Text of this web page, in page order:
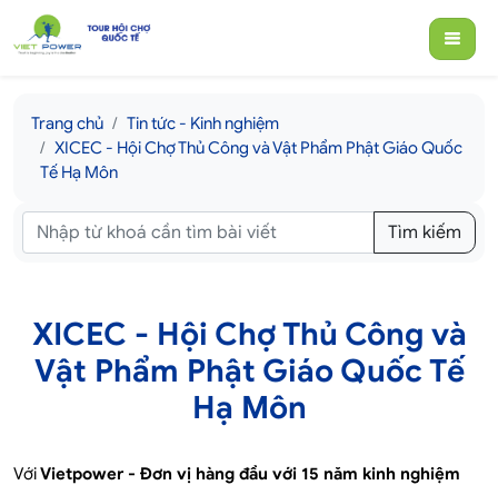
Trang chủ
Tin tức - Kinh nghiệm
XICEC - Hội Chợ Thủ Công và Vật Phẩm Phật Giáo Quốc
Tế Hạ Môn
Tìm kiếm
XICEC - Hội Chợ Thủ Công và
Vật Phẩm Phật Giáo Quốc Tế
Hạ Môn
VớiVietpower - Đơn vị hàng đầu với 15 năm kinh nghiệm